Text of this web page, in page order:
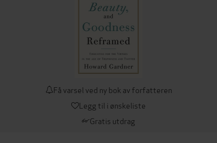
Få varsel ved ny bok av forfatteren
Legg til i ønskeliste
Gratis utdrag